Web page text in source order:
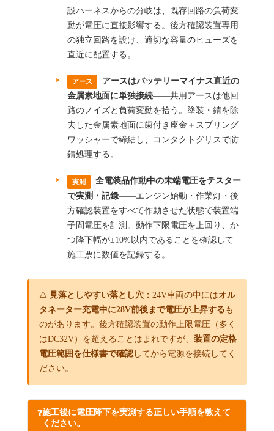
設ハーネスからの分岐は、既存回路の負荷変
動が電圧に直接影響する。後方確認装置専用
の独立回路を設け、適切な容量のヒューズを
直近に配置する。
アース
アースはバッテリーマイナス直近の
金属素地面に単独接続——共用アースは他回
路のノイズと負荷変動を拾う。塗装・錆を除
去した金属素地面に歯付き座金＋スプリング
ワッシャーで締結し、コンタクトグリスで防
錆処理する。
実測
全電装品作動中の末端電圧をテスター
で実測・記録——エンジン始動・作業灯・後
方確認装置をすべて作動させた状態で装置端
子間電圧を計測。動作下限電圧を上回り、か
つ降下幅が±10%以内であることを確認して
施工票に数値を記録する。
⚠️ 見落としやすい落とし穴： 24V車両の中にはオル
タネーター充電中に28V前後まで電圧が上昇する も
のがあります。後方確認装置の動作上限電圧（多く
はDC32V）を超えることはまれですが、 装置の定格
電圧範囲を仕様書で確認 してから電源を接続してく
ださい。
❓施工後に電圧降下を実測する正しい手順を教えて
ください。